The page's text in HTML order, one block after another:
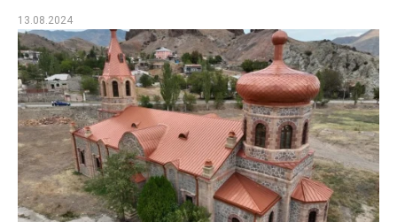
13.08.2024